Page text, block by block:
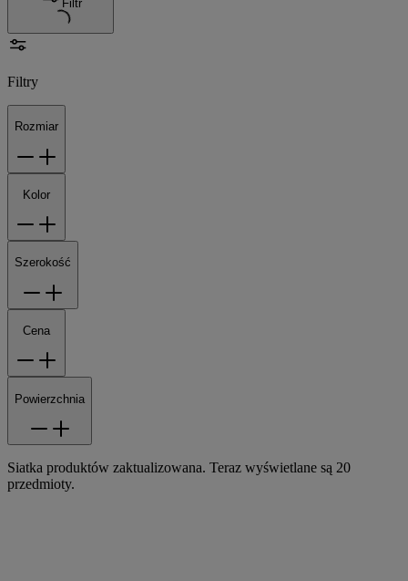
Filtr
Filtry
Rozmiar
Kolor
Szerokość
Cena
Powierzchnia
Siatka produktów zaktualizowana. Teraz wyświetlane są 20
przedmioty.